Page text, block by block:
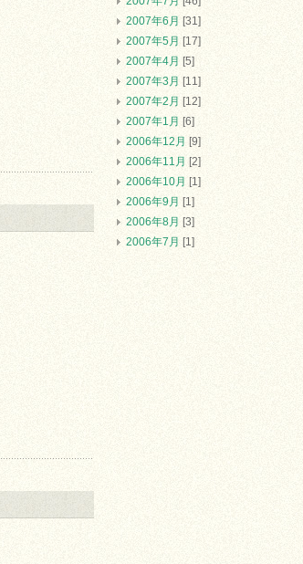
2007年6月 [31]
2007年5月 [17]
2007年4月 [5]
2007年3月 [11]
2007年2月 [12]
2007年1月 [6]
2006年12月 [9]
2006年11月 [2]
2006年10月 [1]
2006年9月 [1]
2006年8月 [3]
2006年7月 [1]